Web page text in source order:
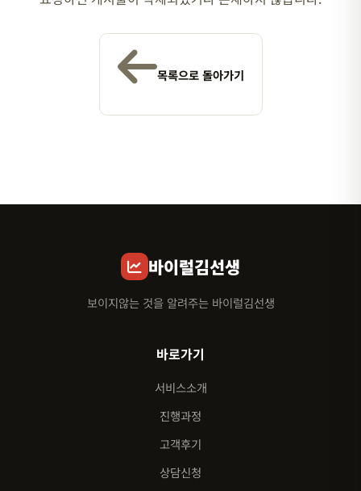
목록으로 돌아가기
바이럴김선생
보이지않는 것을 알려주는 바이럴김선생
바로가기
서비스소개
진행과정
고객후기
상담신청